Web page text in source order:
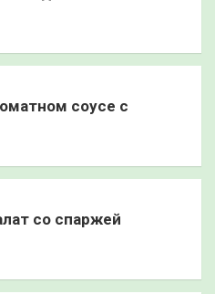
соусе с
со спаржей